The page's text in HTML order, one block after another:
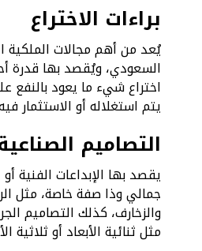
براءات الاختراع
يُعد من أهم مجالات الملكية
السعودي، ويُقصد بها قدرة
اختراع شيء ما يعود بالنفع
يتم استغلاله أو الاستثمار
التصاميم
يقصد بها الإبداعات الفنية
جمالي وذا صفة خاصة، مثل
والزخارف، كذلك التصاميم
مثل ثنائية الأبعاد أو ثلاثية